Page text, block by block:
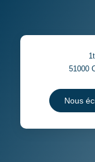
51000
Nous